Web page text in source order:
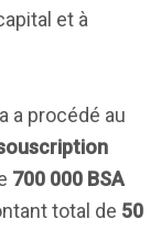
et à
a procédé au
700 000 BSA
total de 50